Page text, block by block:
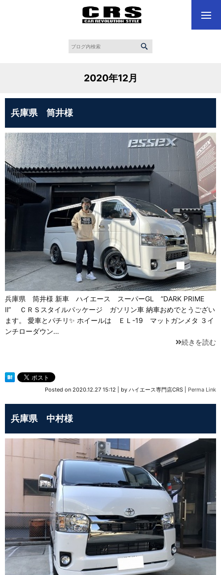
2020年12月
兵庫県 筒井様
兵庫県 筒井様 新車 ハイエース スーパーGL ”DARK PRIME
Ⅱ” ＣＲＳスタイルパッケージ ガソリン車 納車おめでとうござい
ます。 愛車とパチリ✨ ホイールは ＥＬ-19 マットガンメタ ３イ
ンチローダウン…
続きを読む
Posted on 2020.12.27 15:12 by ハイエース専門店CRS Perma Link
兵庫県 中村様